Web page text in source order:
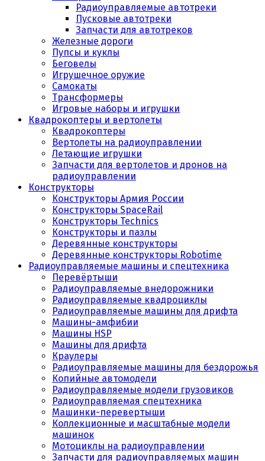
Радиоуправляемые автотреки
Пусковые автотреки
Запчасти для автотреков
Железные дороги
Пупсы и куклы
Беговелы
Игрушечное оружие
Самокаты
Трансформеры
Игровые наборы и игрушки
Квадрокоптеры и вертолеты
Квадрокоптеры
Вертолеты на радиоуправлении
Летающие игрушки
Запчасти для вертолетов и дронов на
радиоуправлении
Конструкторы
Конструкторы Армия России
Конструкторы SpaceRail
Конструкторы Technics
Конструкторы и пазлы
Деревянные конструкторы
Деревянные конструкторы Robotime
Радиоуправляемые машины и спецтехника
Перевёртыши
Радиоуправляемые внедорожники
Радиоуправляемые квадроциклы
Радиоуправляемые машины для дрифта
Машины-амфибии
Машины HSP
Машины для дрифта
Краулеры
Радиоуправляемые машины для бездорожья
Копийные автомодели
Радиоуправляемые модели грузовиков
Радиоуправляемая спецтехника
Машинки-перевертыши
Коллекционные и масштабные модели
машинок
Мотоциклы на радиоуправлении
Запчасти для радиоуправляемых машин